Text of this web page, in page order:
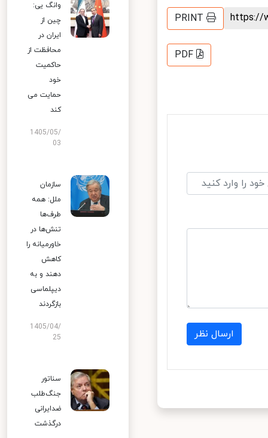
PRINT
PDF
ارسال نظر
وانگ یی:
چین از
ایران در
محافظت از
حاکمیت
خود
حمایت می
کند
1405/05/
03
سازمان
ملل: همه
طرف‌ها
تنش‌ها در
خاورمیانه را
کاهش
دهند و به
دیپلماسی
بازگردند
1405/04/
25
سناتور
جنگ‌طلب
ضدایرانی
درگذشت